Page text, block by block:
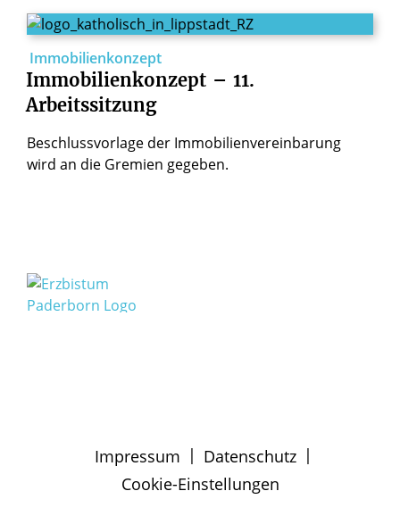
Immobilienkonzept
Immobilienkonzept – 11.
Arbeitssitzung
Beschlussvorlage der Immobilienvereinbarung
wird an die Gremien gegeben.
Impressum | Datenschutz |
Cookie-Einstellungen